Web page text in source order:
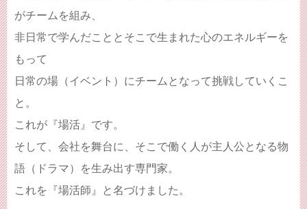
がチームを組み、
非日常で学んだこととそこで生まれた心のエネルギーを
もって
日常の場（イベント）にチームとなって挑戦していくこ
と。
これが『場活』です。
そして、会社を舞台に、そこで働く人が主人公となる物
語（ドラマ）を生み出す専門家。
これを『場活師』と名づけました。